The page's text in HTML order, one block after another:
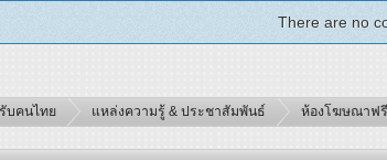
There are no
บคนไทย แหล่งความรู้ & ประชาสัมพันธ์ ห้องโฆษณาฟรี